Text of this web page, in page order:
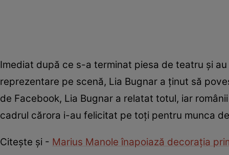
Imediat după ce s-a terminat piesa de teatru și
reprezentare pe scenă, Lia Bugnar a ținut să
de Facebook, Lia Bugnar a relatat totul, iar
cadrul cărora i-au felicitat pe toți pentru munca
Citește și - Marius Manole înapoiază decorația